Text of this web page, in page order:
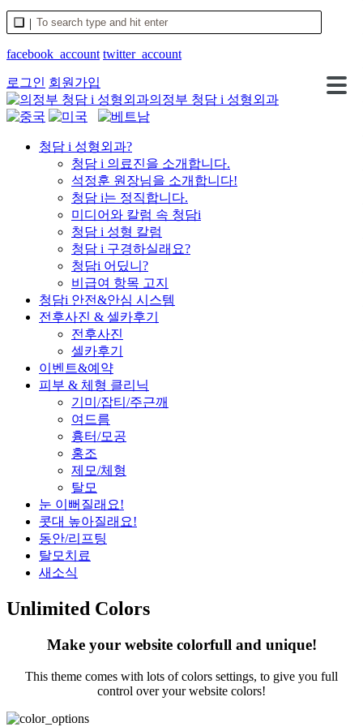
facebook_account twitter_account
로그인 회원가입
의정부 청담 i 성형외과
청담 i 성형외과?
청담 i 의료진을 소개합니다.
석정훈 원장님을 소개합니다!
청담 i는 정직합니다.
미디어와 칼럼 속 청담i
청담 i 성형 칼럼
청담 i 구경하실래요?
청담i 어딨니?
비급여 항목 고지
청담i 안전&안심 시스템
전후사진 & 셀카후기
전후사진
셀카후기
이벤트&예약
피부 & 체형 클리닉
기미/잡티/주근깨
여드름
흉터/모공
홍조
제모/체형
탈모
눈 이뻐질래요!
콧대 높아질래요!
동안/리프팅
탈모치료
새소식
Unlimited Colors
Make your website colorfull and unique!
This theme comes with lots of colors settings, to give you full
control over your website colors!